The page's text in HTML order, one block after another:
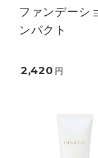
ファンデーシ
ンパクト
2,420 円